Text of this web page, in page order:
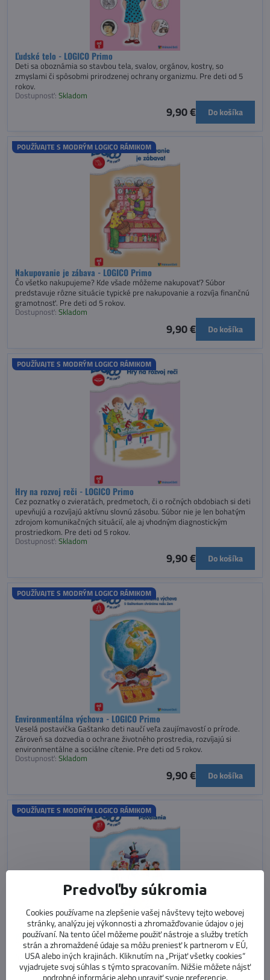
Ľudské telo - LOGICO Primo
Deti sa oboznámia so stavbou tela, svalov, orgánov, kostry, so
zmyslami či spôsobmi prirodzenej ochrany organizmu. Pre deti od 5
rokov.
Dostupnosť: Skladom
9,90 € Do košíka
Nakupovanie je zábava - LOGICO Primo
POUŽÍVAJTE S MODRÝM LOGICO RÁMIKOM
Čo všetko nakupujeme? Kde všade môžeme nakupovať? Súbor
predstavuje rôzne situácie typické pre nakupovanie a rozvíja finančnú
gramotnosť. Pre deti od 5 rokov.
Dostupnosť: Skladom
9,90 € Do košíka
Hry na rozvoj reči - LOGICO Primo
POUŽÍVAJTE S MODRÝM LOGICO RÁMIKOM
Cez poznatky o zvieratách, predmetoch, či o ročných obdobiach si deti
upevňujú a rozvíjajú aktívnu slovnú zásobu. Súbor nie je len bohatým
zdrojom komunikačných situácií, ale aj vhodným diagnostickým
prostriedkom. Pre deti od 5 rokov.
Dostupnosť: Skladom
9,90 € Do košíka
Environmentálna výchova - LOGICO Primo
POUŽÍVAJTE S MODRÝM LOGICO RÁMIKOM
Veselá postavička Gaštanko deti naučí veľa zaujímavostí o prírode.
Zároveň sa dozvedia o ochrane životného prostredia, rozvíjajú si
environmentálne a sociálne cítenie. Pre deti od 5 rokov.
Dostupnosť: Skladom
9,90 € Do košíka
Povolania - LOGICO Primo
POUŽÍVAJTE S MODRÝM LOGICO RÁMIKOM
Čím chceš byť? Súbor kariet predstavuje najbežnejšie, ale aj menej
frekventované povolania. Dieťa sa dozvedá názvy profesií, ich odev,
ochranné a pracovné prostriedky. Pre deti od 5 rokov.
Dostupnosť:Momentálne vypredané
Predvoľby súkromia
Cookies používame na zlepšenie vašej návštevy tejto webovej
stránky, analýzu jej výkonnosti a zhromažďovanie údajov o jej
používaní. Na tento účel môžeme použiť nástroje a služby tretích
strán a zhromaždené údaje sa môžu preniesť k partnerom v EÚ,
USA alebo iných krajinách. Kliknutím na „Prijať všetky cookies“
vyjadrujete svoj súhlas s týmto spracovaním. Nižšie môžete nájsť
podrobné informácie alebo upraviť svoje preferencie.